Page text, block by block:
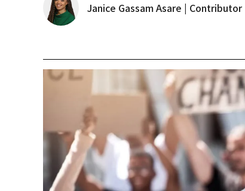
Janice Gassam Asare | Contributor